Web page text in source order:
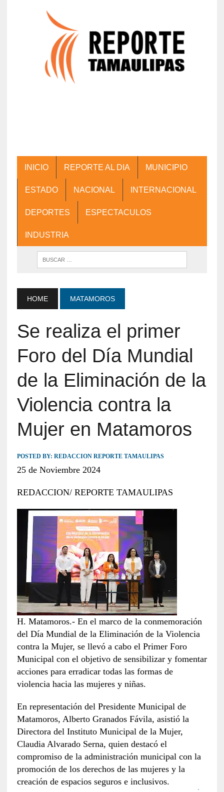
INICIO REPORTE AL DIA MUNICIPIO
ESTADO NACIONAL INTERNACIONAL
DEPORTES ESPECTACULOS
INDUSTRIA
HOME MATAMOROS
Se realiza el primer
Foro del Día Mundial
de la Eliminación de la
Violencia contra la
Mujer en Matamoros
POSTED BY: REDACCION REPORTE TAMAULIPAS
25 de Noviembre 2024
REDACCION/ REPORTE TAMAULIPAS
H. Matamoros.- En el marco de la conmemoración
del Día Mundial de la Eliminación de la Violencia
contra la Mujer, se llevó a cabo el Primer Foro
Municipal con el objetivo de sensibilizar y fomentar
acciones para erradicar todas las formas de
violencia hacia las mujeres y niñas.
En representación del Presidente Municipal de
Matamoros, Alberto Granados Fávila, asistió la
Directora del Instituto Municipal de la Mujer,
Claudia Alvarado Serna, quien destacó el
compromiso de la administración municipal con la
promoción de los derechos de las mujeres y la
creación de espacios seguros e inclusivos.